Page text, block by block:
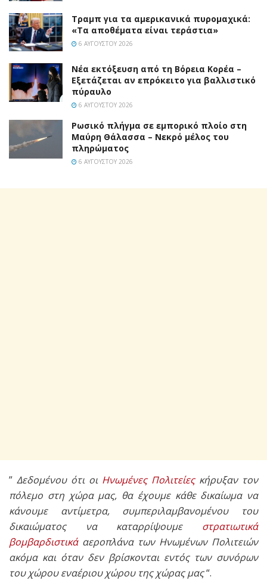
Τραμπ για τα αμερικανικά πυρομαχικά:
«Τα αποθέματα είναι τεράστια»
6 ΑΥΓΟΎΣΤΟΥ 2026
Νέα εκτόξευση από τη Βόρεια Κορέα –
Εξετάζεται αν επρόκειτο για βαλλιστικό
πύραυλο
6 ΑΥΓΟΎΣΤΟΥ 2026
Ρωσικό πλήγμα σε εμπορικό πλοίο στη
Μαύρη Θάλασσα – Νεκρό μέλος του
πληρώματος
6 ΑΥΓΟΎΣΤΟΥ 2026
” Δεδομένου ότι οι Ηνωμένες Πολιτείεςκήρυξαν τον
πόλεμο στη χώρα μας, θα έχουμε κάθε δικαίωμα να
κάνουμε αντίμετρα, συμπεριλαμβανομένου του
δικαιώματος να καταρρίψουμε στρατιωτικά
βομβαρδιστικάαεροπλάνα των Ηνωμένων Πολιτειών
ακόμα και όταν δεν βρίσκονται εντός των συνόρων
του χώρου εναέριου χώρου της χώρας μας“.